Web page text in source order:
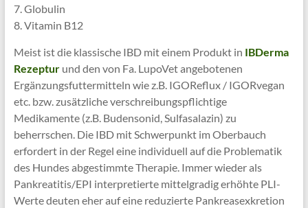
7. Globulin
8. Vitamin B12
Meist ist die klassische IBD mit einem Produkt in IBDerma
Rezepturund den von Fa. LupoVet angebotenen
Ergänzungsfuttermitteln wie z.B. IGOReflux / IGORvegan
etc. bzw. zusätzliche verschreibungspflichtige
Medikamente (z.B. Budensonid, Sulfasalazin) zu
beherrschen. Die IBD mit Schwerpunkt im Oberbauch
erfordert in der Regel eine individuell auf die Problematik
des Hundes abgestimmte Therapie. Immer wieder als
Pankreatitis/EPI interpretierte mittelgradig erhöhte PLI-
Werte deuten eher auf eine reduzierte Pankreasexkretion